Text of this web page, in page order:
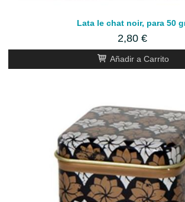
Lata le chat noir, para 50
2,80 €
Añadir a Carrito